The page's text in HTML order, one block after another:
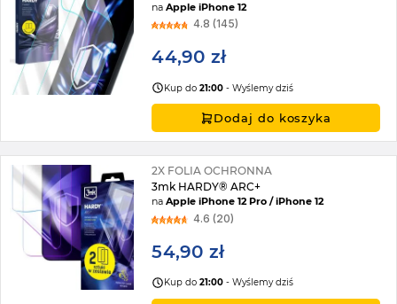
naApple iPhone 12
4.8 (145)
44,90 zł
Kup do21:00 - Wyślemy dziś
Dodaj do koszyka
2X FOLIA OCHRONNA
3mk HARDY® ARC+
naApple iPhone 12 Pro / iPhone 12
4.6 (20)
54,90 zł
Kup do21:00 - Wyślemy dziś